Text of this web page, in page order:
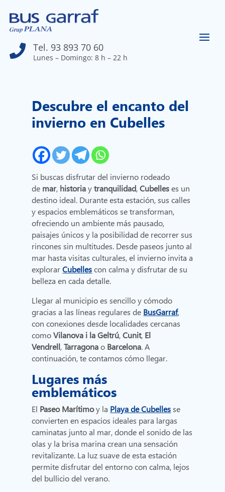
 Tel. 93 893 70 60
Lunes – Domingo: 8 h – 22 h
Descubre el encanto del
invierno en Cubelles
Si buscas disfrutar del invierno rodeado
de mar, historiaytranquilidad,Cubelleses un
destino ideal. Durante esta estación, sus calles
y espacios emblemáticos se transforman,
ofreciendo un ambiente más pausado,
paisajes únicos y la posibilidad de recorrer sus
rincones sin multitudes. Desde paseos junto al
mar hasta visitas culturales, el invierno invita a
explorarCubelles con calma y disfrutar de su
belleza en cada detalle.
Llegar al municipio es sencillo y cómodo
gracias a las líneas regulares de BusGarraf,
con conexiones desde localidades cercanas
comoVilanova i la Geltrú,Cunit, El
Vendrell,Tarragonao Barcelona. A
continuación, te contamos cómo llegar.
Lugares más
emblemáticos
El Paseo Marítimoy la Playa de Cubellesse
convierten en espacios ideales para largas
caminatas junto al mar, donde el sonido de las
olas y la brisa marina crean una sensación
revitalizante. La luz suave de esta estación
permite disfrutar del entorno con calma, lejos
del bullicio del verano.